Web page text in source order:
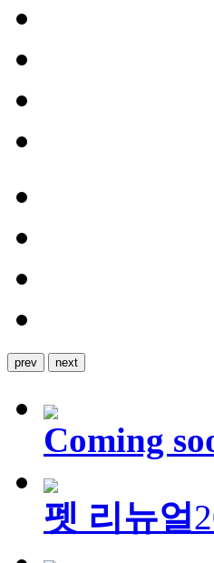
prev next
Coming
펫 리뉴얼